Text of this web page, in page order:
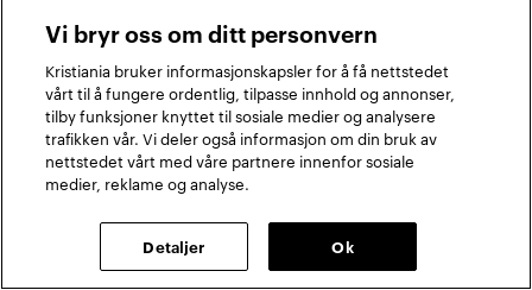
Enhet for kommunikasjon og samfunn
Om magasinet
Vi bryr oss om ditt personvern
Kristiania bruker informasjonskapsler for å få nettstedet
vårt til å fungere ordentlig, tilpasse innhold og annonser,
tilby funksjoner knyttet til sosiale medier og analysere
trafikken vår. Vi deler også informasjon om din bruk av
nettstedet vårt med våre partnere innenfor sosiale
medier, reklame og analyse.
Detaljer Ok